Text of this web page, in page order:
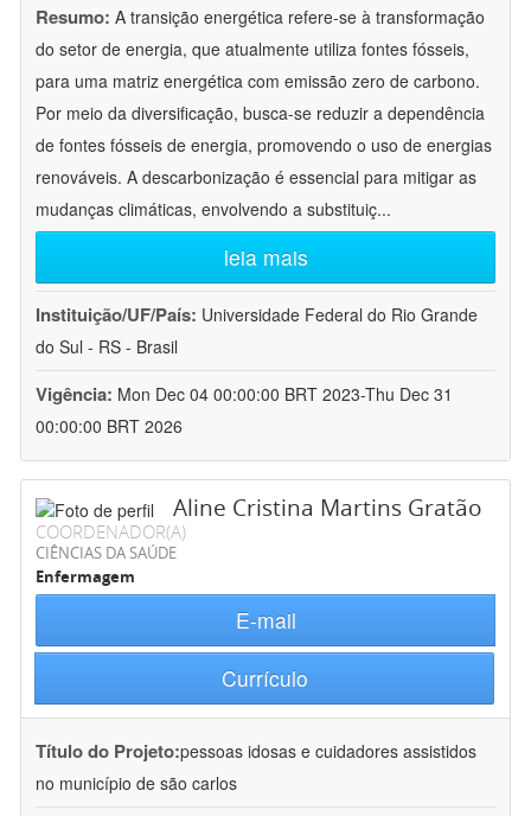
Resumo: A transição energética refere-se à transformação
do setor de energia, que atualmente utiliza fontes fósseis,
para uma matriz energética com emissão zero de carbono.
Por meio da diversificação, busca-se reduzir a dependência
de fontes fósseis de energia, promovendo o uso de energias
renováveis. A descarbonização é essencial para mitigar as
mudanças climáticas, envolvendo a substituiç...
leia mais
Instituição/UF/País: Universidade Federal do Rio Grande
do Sul - RS - Brasil
Vigência: Mon Dec 04 00:00:00 BRT 2023-Thu Dec 31
00:00:00 BRT 2026
Aline Cristina Martins Gratão
COORDENADOR(A)
CIÊNCIAS DA SAÚDE
Enfermagem
E-mail
Currículo
Título do Projeto:pessoas idosas e cuidadores assistidos
no município de são carlos